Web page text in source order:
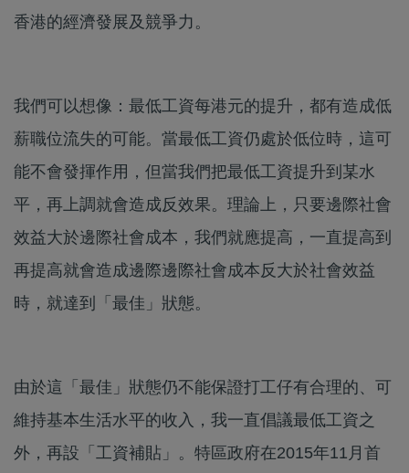
香港的經濟發展及競爭力。
我們可以想像：最低工資每港元的提升，都有造成低
薪職位流失的可能。當最低工資仍處於低位時，這可
能不會發揮作用，但當我們把最低工資提升到某水
平，再上調就會造成反效果。理論上，只要邊際社會
效益大於邊際社會成本，我們就應提高，一直提高到
再提高就會造成邊際邊際社會成本反大於社會效益
時，就達到「最佳」狀態。
由於這「最佳」狀態仍不能保證打工仔有合理的、可
維持基本生活水平的收入，我一直倡議最低工資之
外，再設「工資補貼」。特區政府在2015年11月首